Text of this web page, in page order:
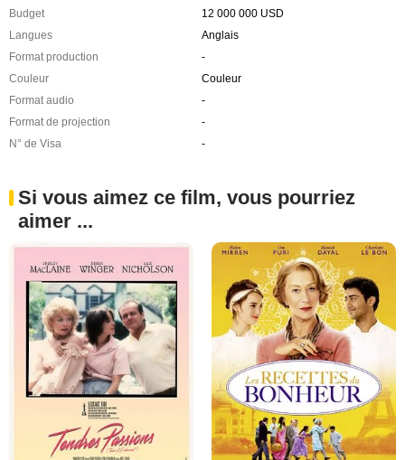
Budget
12 000 000 USD
Langues
Anglais
Format production
-
Couleur
Couleur
Format audio
-
Format de projection
-
N° de Visa
-
Si vous aimez ce film, vous pourriez
aimer ...